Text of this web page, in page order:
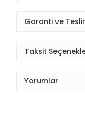
Garanti ve
Taksit
Yorumlar